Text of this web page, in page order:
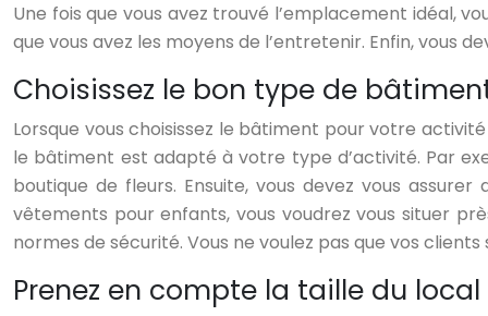
Une fois que vous avez trouvé l’emplacement idéal,
que vous avez les moyens de l’entretenir. Enfin, vous
Choisissez le bon type de
Lorsque vous choisissez le bâtiment pour votre
le bâtiment est adapté à votre type d’activité. Par
boutique de fleurs. Ensuite, vous devez vous
vêtements pour enfants, vous voudrez vous situer
normes de sécurité. Vous ne voulez pas que vos
Prenez en compte la taille du local